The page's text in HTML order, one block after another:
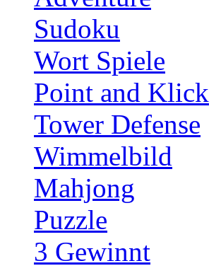
Sudoku
Wort Spiele
Point and Klick
Tower Defense
Wimmelbild
Mahjong
Puzzle
3 Gewinnt